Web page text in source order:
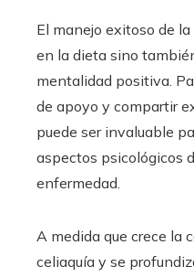
El manejo exitoso de
en la dieta sino
mentalidad positiva.
de apoyo y compartir
puede ser invaluable
aspectos psicológicos
enfermedad.
A medida que crece la
celiaquía y se